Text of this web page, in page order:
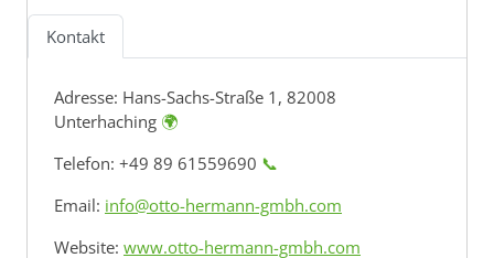
Kontakt
Adresse: Hans-Sachs-Straße 1, 82008
Unterhaching 🌍
Telefon: +49 89 61559690 📞
Email: info@otto-hermann-gmbh.com
Website: www.otto-hermann-gmbh.com